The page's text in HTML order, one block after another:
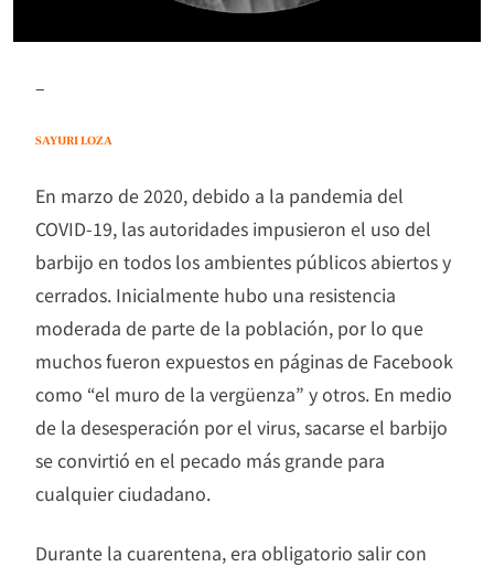
–
SAYURI LOZA
En marzo de 2020, debido a la pandemia del
COVID-19, las autoridades impusieron el uso del
barbijo en todos los ambientes públicos abiertos y
cerrados. Inicialmente hubo una resistencia
moderada de parte de la población, por lo que
muchos fueron expuestos en páginas de Facebook
como “el muro de la vergüenza” y otros. En medio
de la desesperación por el virus, sacarse el barbijo
se convirtió en el pecado más grande para
cualquier ciudadano.
Durante la cuarentena, era obligatorio salir con